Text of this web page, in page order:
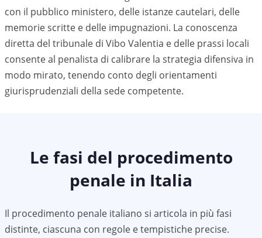
con il pubblico ministero, delle istanze cautelari, delle
memorie scritte e delle impugnazioni. La conoscenza
diretta del tribunale di Vibo Valentia e delle prassi locali
consente al penalista di calibrare la strategia difensiva in
modo mirato, tenendo conto degli orientamenti
giurisprudenziali della sede competente.
Le fasi del procedimento
penale in Italia
Il procedimento penale italiano si articola in più fasi
distinte, ciascuna con regole e tempistiche precise.